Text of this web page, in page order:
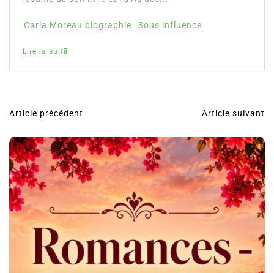
Carla Moreau biographie Sous influence
Lire la suite
N
a
v
i
g
a
t
Article précédent Article suivant